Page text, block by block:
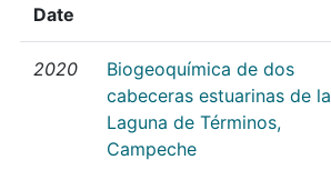
Date
2020
Biogeoquímica de dos
cabeceras estuarinas de la
Laguna de Términos,
Campeche